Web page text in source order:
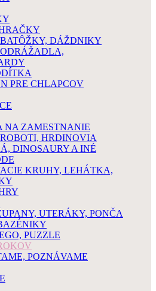
DÁŽDNIKY
PRE CHLAPCOV
NA ZAMESTNANIE
HRDINOVIA
DINOSAURY A INÉ
KRUHY, LEHÁTKA,
UTERÁKY, PONČA
PUZZLE
POZNÁVAME